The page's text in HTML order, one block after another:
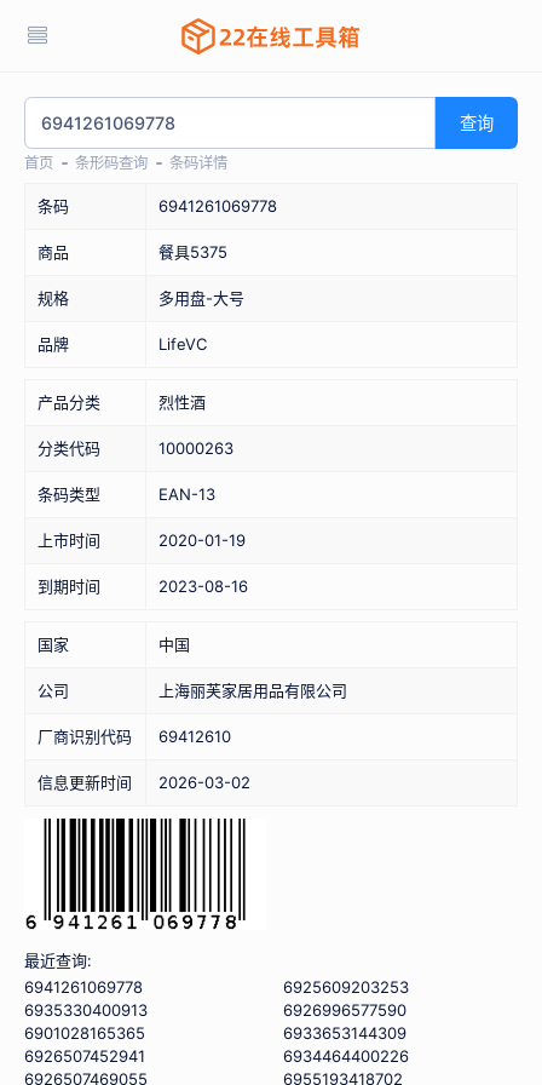
查询
首页 条形码查询 条码详情
条码 6941261069778
商品 餐具5375
规格 多用盘-大号
品牌 LifeVC
产品分类 烈性酒
分类代码 10000263
条码类型 EAN-13
上市时间 2020-01-19
到期时间 2023-08-16
国家 中国
公司 上海丽芙家居用品有限公司
厂商识别代码 69412610
信息更新时间 2026-03-02
最近查询:
6941261069778
6925609203253
6935330400913
6926996577590
6901028165365
6933653144309
6926507452941
6934464400226
6926507469055
6955193418702